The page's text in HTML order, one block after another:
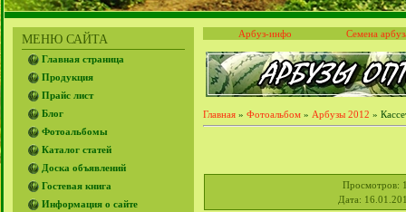
МЕНЮ САЙТА
Главная страница
Продукция
Прайс лист
Блог
Фотоальбомы
Каталог статей
Доска объявлений
Гостевая книга
Информация о сайте
Арбуз-инфо Семена
Главная » Фотоальбом » Арбузы 2012 »
Просмотров:
Дата: